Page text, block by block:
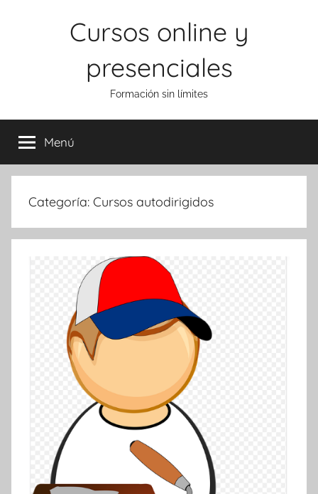
Cursos online y
presenciales
Formación sin límites
Menú
Categoría: Cursos autodirigidos